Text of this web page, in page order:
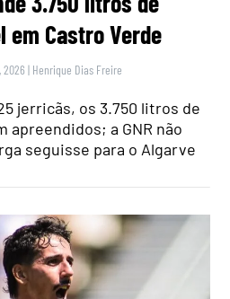
em Castro Verde
2026 | Henrique Dias Freire
jerricãs, os 3.750 litros de
apreendidos; a GNR não
seguisse para o Algarve